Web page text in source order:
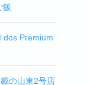
飯
dos Premium
の山東2号店